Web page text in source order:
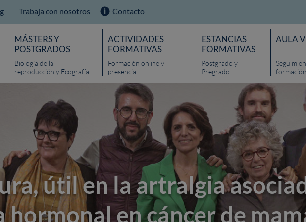
Trabaja con nosotros Contacto
MÁSTERS Y
POSTGRADOS
Biología de la
reproducción y Ecografía
ACTIVIDADES
FORMATIVAS
Formación online y
presencial
ESTANCIAS
FORMATIVAS
Postgrado y
Pregrado
AULA
útil en la artralgia
hormonal en cáncer de